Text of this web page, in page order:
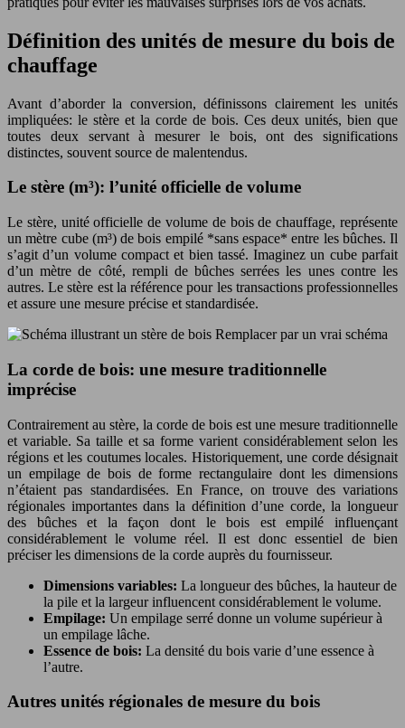
Définition des unités de mesure du bois de
chauffage
Avant d’aborder la conversion, définissons clairement les unités
impliquées: le stère et la corde de bois. Ces deux unités, bien que
toutes deux servant à mesurer le bois, ont des significations
distinctes, souvent source de malentendus.
Le stère (m³): l’unité officielle de volume
Le stère, unité officielle de volume de bois de chauffage, représente
un mètre cube (m³) de bois empilé *sans espace* entre les bûches. Il
s’agit d’un volume compact et bien tassé. Imaginez un cube parfait
d’un mètre de côté, rempli de bûches serrées les unes contre les
autres. Le stère est la référence pour les transactions professionnelles
et assure une mesure précise et standardisée.
Remplacer par un vrai schéma
La corde de bois: une mesure traditionnelle
imprécise
Contrairement au stère, la corde de bois est une mesure traditionnelle
et variable. Sa taille et sa forme varient considérablement selon les
régions et les coutumes locales. Historiquement, une corde désignait
un empilage de bois de forme rectangulaire dont les dimensions
n’étaient pas standardisées. En France, on trouve des variations
régionales importantes dans la définition d’une corde, la longueur
des bûches et la façon dont le bois est empilé influençant
considérablement le volume réel. Il est donc essentiel de bien
préciser les dimensions de la corde auprès du fournisseur.
Dimensions variables: La longueur des bûches, la hauteur de
la pile et la largeur influencent considérablement le volume.
Empilage: Un empilage serré donne un volume supérieur à
un empilage lâche.
Essence de bois: La densité du bois varie d’une essence à
l’autre.
Autres unités régionales de mesure du bois